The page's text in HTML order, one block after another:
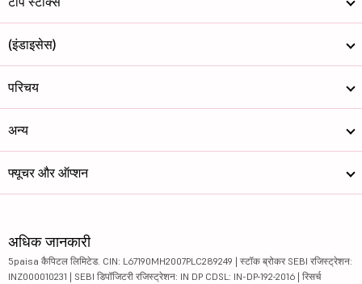
(इंडाइसेस)
परिचय
अन्य
फ्यूचर और ऑप्शन
अधिक जानकारी
5paisa कैपिटल लिमिटेड. CIN: L67190MH2007PLC289249 | स्टॉक ब्रोकर SEBI रजिस्ट्रेशन:
INZ000010231 | SEBI डिपॉजिटरी रजिस्ट्रेशन: IN DP CDSL: IN-DP-192-2016 | रिसर्च